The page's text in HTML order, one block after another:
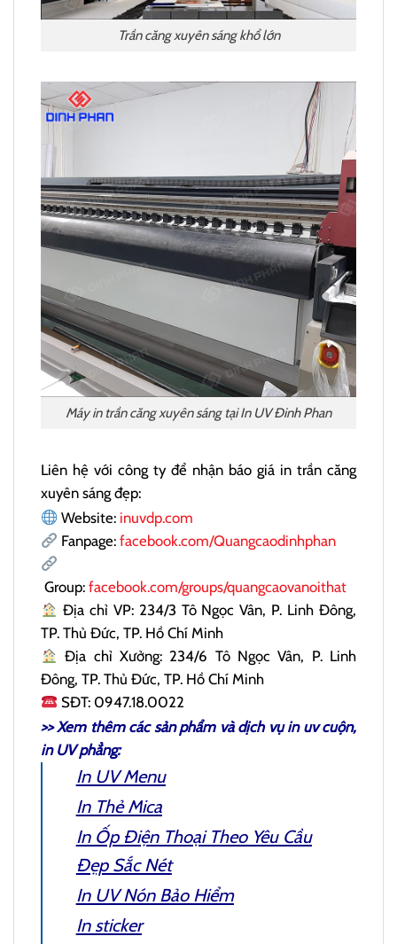
Trần căng xuyên sáng khổ lớn
Máy in trần căng xuyên sáng tại In UV Đinh Phan
Liên hệ với công ty để nhận báo giá in trần căng
xuyên sáng đẹp:
Website: inuvdp.com
Fanpage: facebook.com/Quangcaodinhphan
Group: facebook.com/groups/quangcaovanoithat
Địa chỉ VP: 234/3 Tô Ngọc Vân, P. Linh Đông,
TP. Thủ Đức, TP. Hồ Chí Minh
Địa chỉ Xưởng: 234/6 Tô Ngọc Vân, P. Linh
Đông, TP. Thủ Đức, TP. Hồ Chí Minh
SĐT: 0947.18.0022
>> Xem thêm các sản phẩm và dịch vụin uv cuộn,
in UV phẳng:
In UV Menu
In Thẻ Mica
In Ốp Điện Thoại Theo Yêu Cầu
Đẹp Sắc Nét
In UV Nón Bảo Hiểm
In sticker